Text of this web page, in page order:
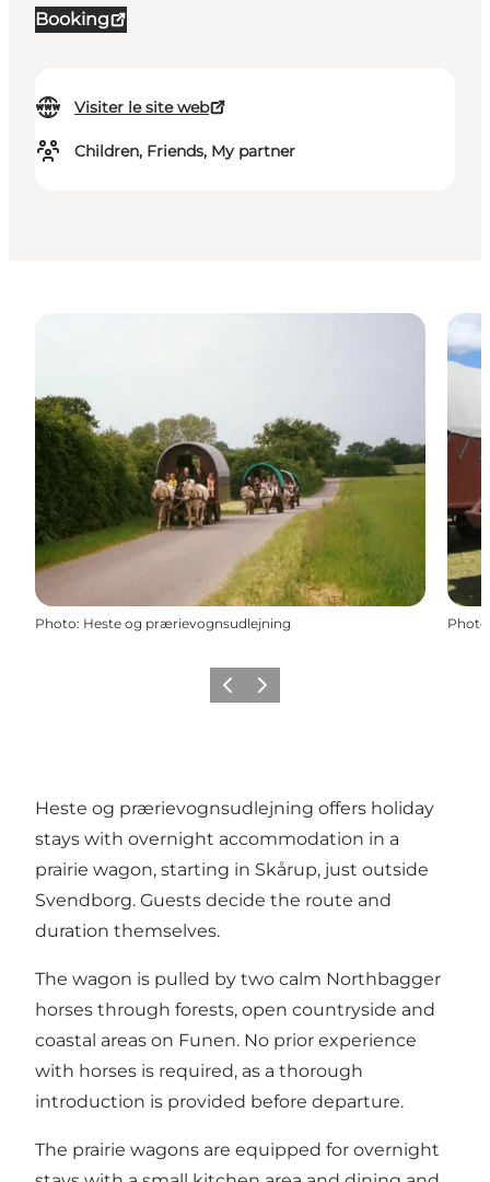
Booking
Visiter le site web
Children, Friends, My partner
Photo: Heste og prærievognsudlejning Photo
PrécédentSuivant
Heste og prærievognsudlejning offers holiday
stays with overnight accommodation in a
prairie wagon, starting in Skårup, just outside
Svendborg. Guests decide the route and
duration themselves.
The wagon is pulled by two calm Northbagger
horses through forests, open countryside and
coastal areas on Funen. No prior experience
with horses is required, as a thorough
introduction is provided before departure.
The prairie wagons are equipped for overnight